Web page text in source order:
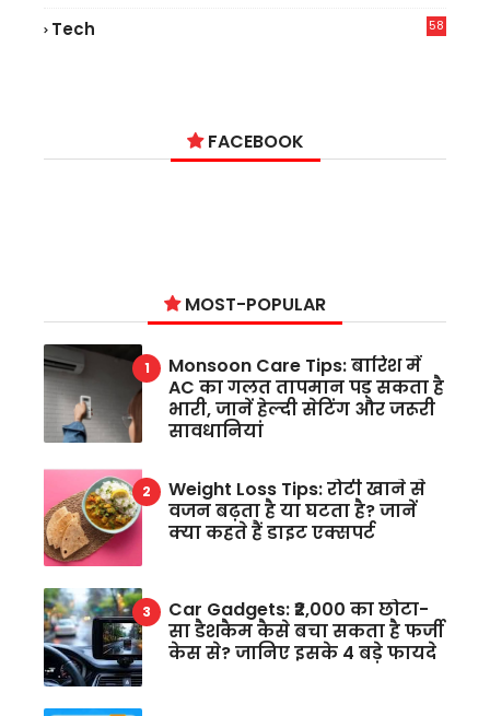
Tech
58
FACEBOOK
MOST-POPULAR
Monsoon Care Tips: बारिश में
AC का गलत तापमान पड़ सकता है
भारी, जानें हेल्दी सेटिंग और जरूरी
सावधानियां
Weight Loss Tips: रोटी खाने से
वजन बढ़ता है या घटता है? जानें
क्या कहते हैं डाइट एक्सपर्ट
Car Gadgets: ₹2,000 का छोटा-
सा डैशकैम कैसे बचा सकता है फर्जी
केस से? जानिए इसके 4 बड़े फायदे